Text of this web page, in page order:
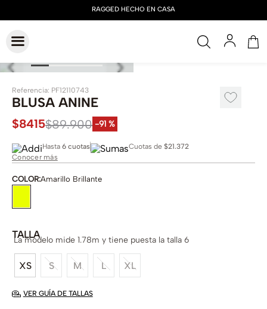
Referencia: PF12110743
BLUSA ANINE
$8415$89.900 -91 %
Hasta 6 cuotas Cuotas de $21.372
Conocer más
COLOR:Amarillo Brillante
TALLA
XS S M L XL
La modelo mide 1.78m y tiene puesta la talla 6
VER GUÍA DE TALLAS